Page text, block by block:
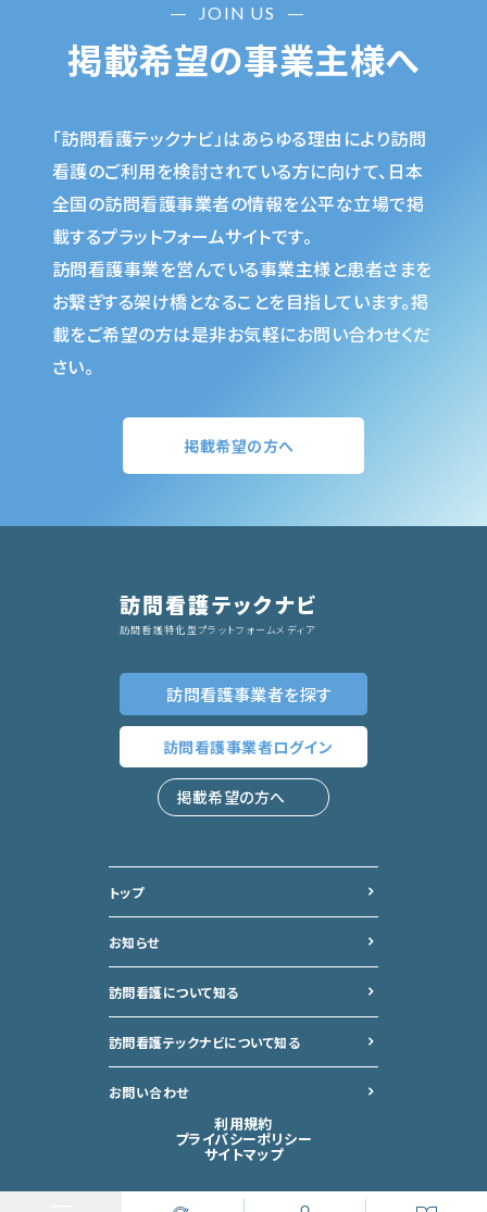
JOIN US
掲載希望の事業主様へ
「訪問看護テックナビ」はあらゆる理由により訪問
看護のご利用を検討されている方に向けて、日本
全国の訪問看護事業者の情報を公平な立場で掲
載するプラットフォームサイトです。
訪問看護事業を営んでいる事業主様と患者さまを
お繋ぎする架け橋となることを目指しています。掲
載をご希望の方は是非お気軽にお問い合わせくだ
さい。
掲載希望の方へ
訪問看護テックナビ
訪問看護特化型プラットフォームメディア
訪問看護事業者を探す
訪問看護事業者ログイン
掲載希望の方へ
トップ
お知らせ
訪問看護について知る
訪問看護テックナビについて知る
お問い合わせ
利用規約
プライバシーポリシー
サイトマップ